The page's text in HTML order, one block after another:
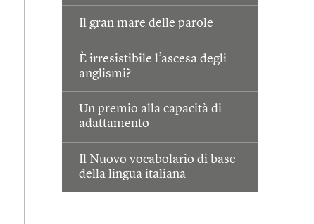
Il gran mare delle parole
È irresistibile l’ascesa degli
anglismi?
Un premio alla capacità di
adattamento
Il Nuovo vocabolario di base
della lingua italiana